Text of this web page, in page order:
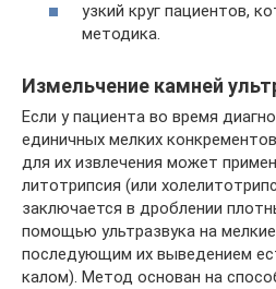
узкий круг пациентов,
методика.
Измельчение камней
Если у пациента во время
единичных мелких
для их извлечения может
литотрипсия (или
заключается в дроблении
помощью ультразвука на
последующим их выведением
калом). Метод основан на